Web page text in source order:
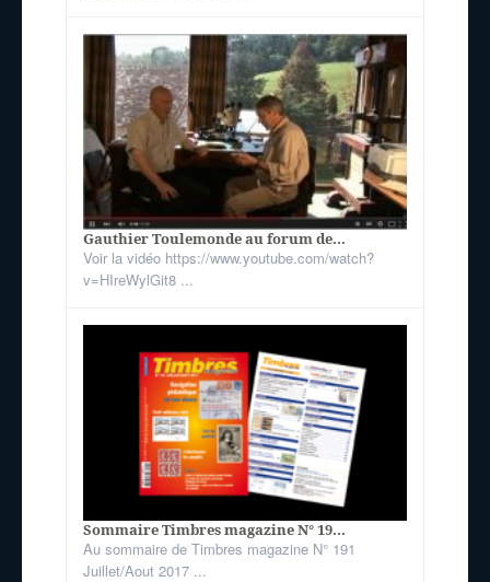
Gauthier Toulemonde au forum de...
Voir la vidéo https://www.youtube.com/watch?
v=HIreWylGit8 ...
Sommaire Timbres magazine N° 19...
Au sommaire de Timbres magazine N° 191
Juillet/Aout 2017 ...